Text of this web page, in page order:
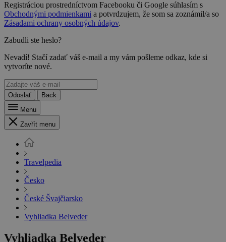
Registráciou prostredníctvom Facebooku či Google súhlasím s
Obchodnými podmienkami a potvrdzujem, že som sa zoznámil/a so
Zásadami ochrany osobných údajov.
Zabudli ste heslo?
Nevadí! Stačí zadať váš e-mail a my vám pošleme odkaz, kde si
vytvoríte nové.
Odoslať
Back
Menu
Zavřít menu
Travelpedia
Česko
České Švajčiarsko
Vyhliadka Belveder
Vyhliadka Belveder